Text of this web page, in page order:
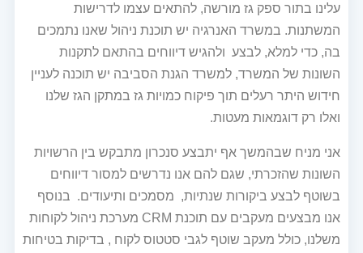
עלינו בתור ספק גז מורשה, להתאים עצמו לדרישות
המשתנות. במשרד האנרגיה יש תוכנת ניהול שאנו נתמכים
בה, כדי למלא, לבצע ולהגיש דיווחים בהתאם לתקנות
השונות של המשרד, למשרד הגנת הסביבה יש תוכנה לעניין
חידוש היתר רעלים תוך פיקוח כמויות גז במתקן הגז שלנו
ואלו רק דוגמאות מעטות.
אני מניח שבהמשך אף יתבצע סנכרון מתבקש בין הרשויות
השונות שהזכרתי, שגם להם אנו נדרשים למסור דיווחים
בשוטף לבצע ביקורות שנתיות, מסמכים ותיעודים. בנוסף
אנו מבצעים מעקבים עם תוכנת CRM מערכת ניהול לקוחות
משלנו, כולל מעקב שוטף לגבי סטטוס לקוח , בדיקות בטיחות